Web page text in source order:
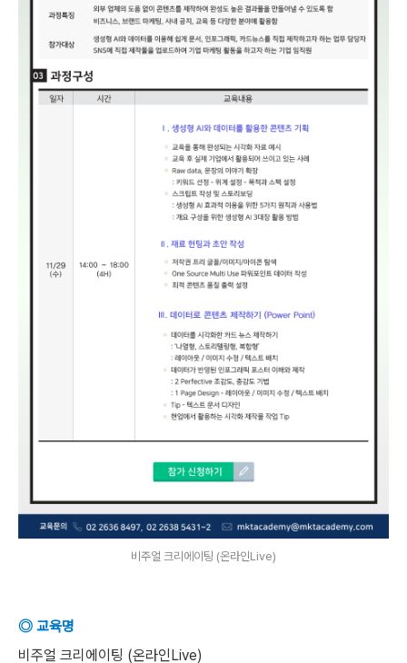
비주얼 크리에이팅 (온라인Live)
◎ 교육명
비주얼 크리에이팅 (온라인Live)